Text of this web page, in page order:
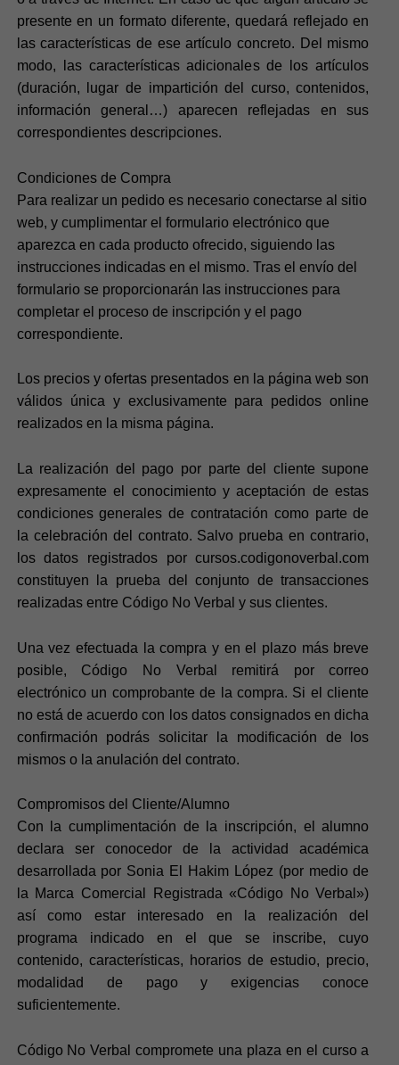
presente en un formato diferente, quedará reflejado en
las características de ese artículo concreto. Del mismo
modo, las características adicionales de los artículos
(duración, lugar de impartición del curso, contenidos,
información general…) aparecen reflejadas en sus
correspondientes descripciones.
Condiciones de Compra
Para realizar un pedido es necesario conectarse al sitio
web, y cumplimentar el formulario electrónico que
aparezca en cada producto ofrecido, siguiendo las
instrucciones indicadas en el mismo. Tras el envío del
formulario se proporcionarán las instrucciones para
completar el proceso de inscripción y el pago
correspondiente.
Los precios y ofertas presentados en la página web son
válidos única y exclusivamente para pedidos online
realizados en la misma página.
La realización del pago por parte del cliente supone
expresamente el conocimiento y aceptación de estas
condiciones generales de contratación como parte de
la celebración del contrato. Salvo prueba en contrario,
los datos registrados por cursos.codigonoverbal.com
constituyen la prueba del conjunto de transacciones
realizadas entre Código No Verbal y sus clientes.
Una vez efectuada la compra y en el plazo más breve
posible, Código No Verbal remitirá por correo
electrónico un comprobante de la compra. Si el cliente
no está de acuerdo con los datos consignados en dicha
confirmación podrás solicitar la modificación de los
mismos o la anulación del contrato.
Compromisos del Cliente/Alumno
Con la cumplimentación de la inscripción, el alumno
declara ser conocedor de la actividad académica
desarrollada por Sonia El Hakim López (por medio de
la Marca Comercial Registrada «Código No Verbal»)
así como estar interesado en la realización del
programa indicado en el que se inscribe, cuyo
contenido, características, horarios de estudio, precio,
modalidad de pago y exigencias conoce
suficientemente.
Código No Verbal compromete una plaza en el curso a